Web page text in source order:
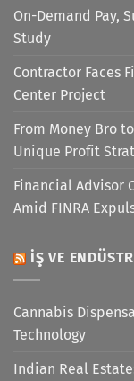
On-Demand Pay,
Study
Contractor Faces
Center Project
From Money Bro
Unique Profit
Financial Advisor
Amid FINRA
İŞ VE
Cannabis
Technology
Indian Real